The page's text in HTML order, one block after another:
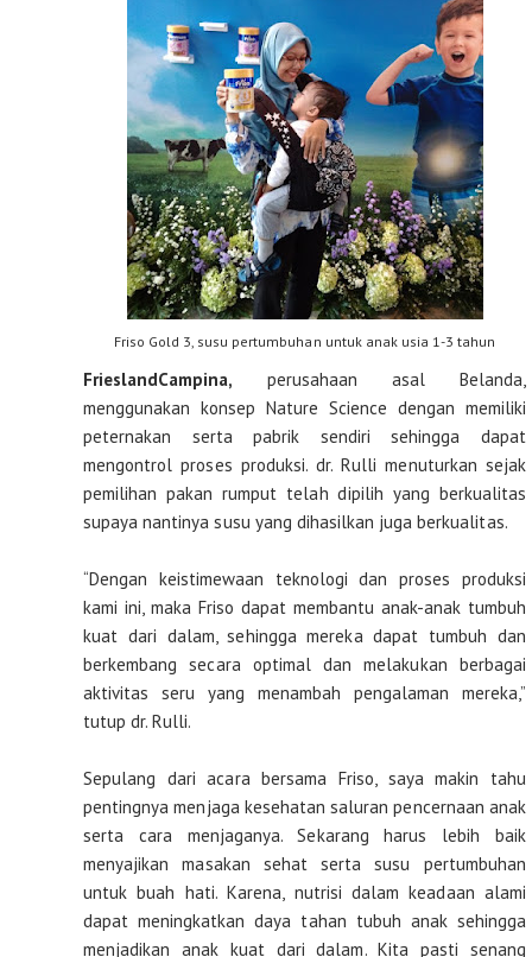
Friso Gold 3, susu pertumbuhan untuk anak usia 1-3 tahun
FrieslandCampina, perusahaan asal Belanda,
menggunakan konsep Nature Science dengan memiliki
peternakan serta pabrik sendiri sehingga dapat
mengontrol proses produksi. dr. Rulli menuturkan sejak
pemilihan pakan rumput telah dipilih yang berkualitas
supaya nantinya susu yang dihasilkan juga berkualitas.
“Dengan keistimewaan teknologi dan proses produksi
kami ini, maka Friso dapat membantu anak-anak tumbuh
kuat dari dalam, sehingga mereka dapat tumbuh dan
berkembang secara optimal dan melakukan berbagai
aktivitas seru yang menambah pengalaman mereka,”
tutup dr. Rulli.
Sepulang dari acara bersama Friso, saya makin tahu
pentingnya menjaga kesehatan saluran pencernaan anak
serta cara menjaganya. Sekarang harus lebih baik
menyajikan masakan sehat serta susu pertumbuhan
untuk buah hati. Karena, nutrisi dalam keadaan alami
dapat meningkatkan daya tahan tubuh anak sehingga
menjadikan anak kuat dari dalam. Kita pasti senang